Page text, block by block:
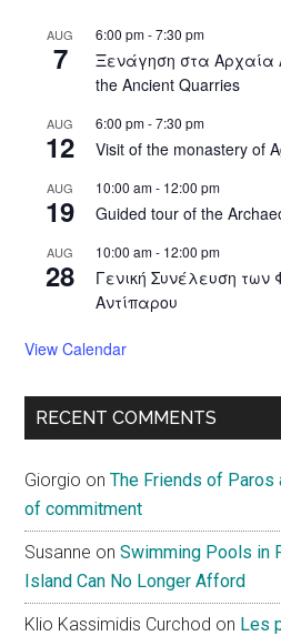
AUG
7
6:00 pm-7:30 pm
Ξενάγηση στα Αρχαία
the Ancient Quarries
AUG
12
6:00 pm-7:30 pm
Visit of the monastery of
AUG
19
10:00 am- 12:00 pm
Guided tour of the
AUG
28
10:00 am- 12:00 pm
Γενική Συνέλευση των
Αντίπαρου
View Calendar
RECENT COMMENTS
Giorgio onThe Friends of Paros
of commitment
Susanne onSwimming Pools in
Island Can No Longer Afford
Klio Kassimidis Curchod on Les